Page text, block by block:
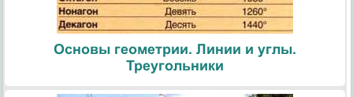
Основы геометрии. Линии и углы.
Треугольники